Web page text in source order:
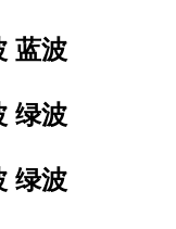
蓝波
绿波
绿波